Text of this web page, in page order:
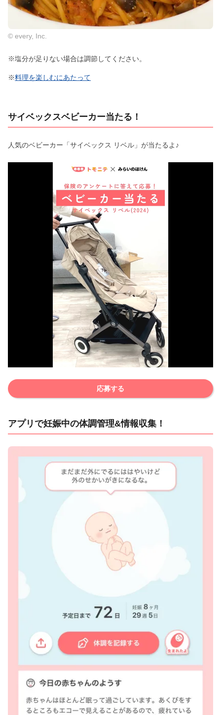
© every, Inc.
※塩分が足りない場合は調節してください。
※料理を楽しむにあたって
サイベックスベビーカー当たる！
人気のベビーカー「サイベックス リベル」が当たるよ♪
応募する
アプリで妊娠中の体調管理&情報収集！